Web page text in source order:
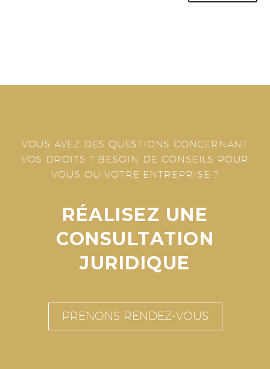
VOUS AVEZ DES QUESTIONS CONCERNANT
VOS DROITS ? BESOIN DE CONSEILS POUR
VOUS OU VOTRE ENTREPRISE ?
RÉALISEZ UNE
CONSULTATION
JURIDIQUE
PRENONS RENDEZ-VOUS